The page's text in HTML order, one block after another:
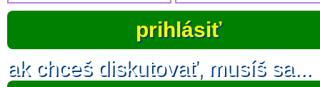
ak chceš diskutovať, musíš sa...